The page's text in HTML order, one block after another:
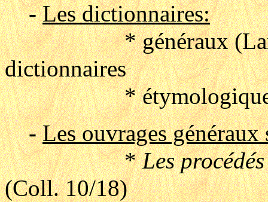
-Les dictionnaires:
* généraux
dictionnaires
* étymologiques (
- Les ouvrages
*Les
(Coll. 10/18)